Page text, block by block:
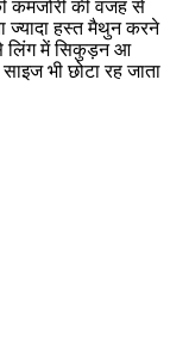
कमजोरी की वजह से
ज्यादा हस्त मैथुन करने
लिंग में सिकुड़न आ
भी छोटा रह जाता